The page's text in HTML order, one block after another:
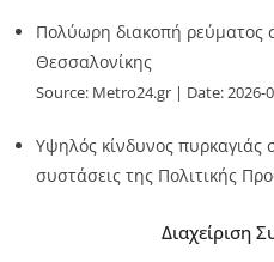
Διαχείριση
Πολύωρη διακοπή ρεύματος
Θεσσαλονίκης
Source: Metro24.gr Date: 2026-
Υψηλός κίνδυνος πυρκαγιάς
συστάσεις της Πολιτικής